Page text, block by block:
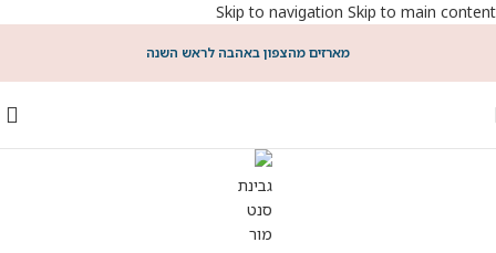
Skip to navigation Skip to main content
מארזים מהצפון באהבה לראש השנה